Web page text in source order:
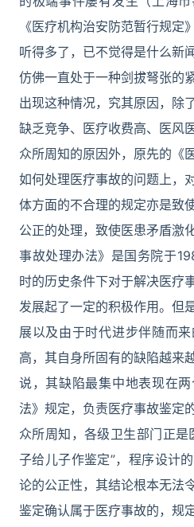
《医疗机构治安防范暂行规定
听得多了，已不觉得是什么新
仿佛一直处于一种剑拔弩张的
出现这种情况，究其原因，除
缺乏竞争、医疗收费高、医风
众所周知的原因外，原先的《
如何处理医疗事故的问题上，
体方面的不合理的规定亦是致
公正的处理，致使医患矛盾激
事故处理办法》是国务院于
时的历史条件下对于解决医疗
发展起了一定的积极作用。但
展以及由于时代进步伴随而
高，其自身所固有的缺陷越来
说，其缺陷最集中地表现在
法》规定，负责医疗事故鉴定
众所周知，各级卫生部门正是
子给儿子作鉴定”，程序设计
论的公正性，其结论根本无法
鉴定确认属于医疗事故的，规